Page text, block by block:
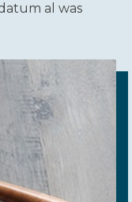
al was